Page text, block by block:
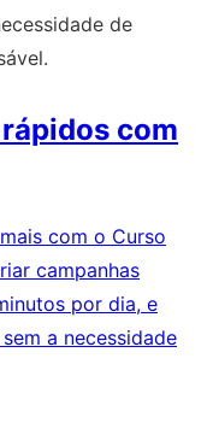
de
com
com o Curso
campanhas
por dia, e
a necessidade